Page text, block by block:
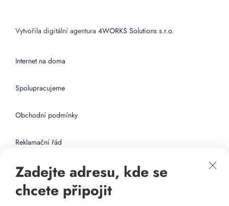
Vytvořila digitální agentura 4WORKS Solutions s.r.o.
Internet na doma
Spolupracujeme
Obchodní podmínky
Reklamační řád
Připojení k internetu
Odkazy
Zadejte adresu, kde se
chcete připojit